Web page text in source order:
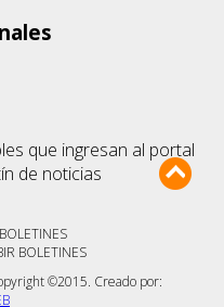
que ingresan al portal
de noticias
BOLETINES
©2015. Creado por: